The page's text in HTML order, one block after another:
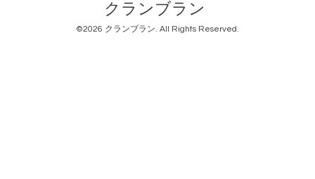
クランブラン
©2026 クランブラン. All Rights Reserved.